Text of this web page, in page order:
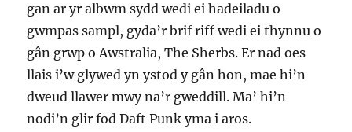
gan ar yr albwm sydd wedi ei hadeiladu o
gwmpas sampl, gyda’r brif riff wedi ei thynnu o
gân grwp o Awstralia, The Sherbs. Er nad oes
llais i’w glywed yn ystod y gân hon, mae hi’n
dweud llawer mwy na’r gweddill. Ma’ hi’n
nodi’n glir fod Daft Punk yma i aros.